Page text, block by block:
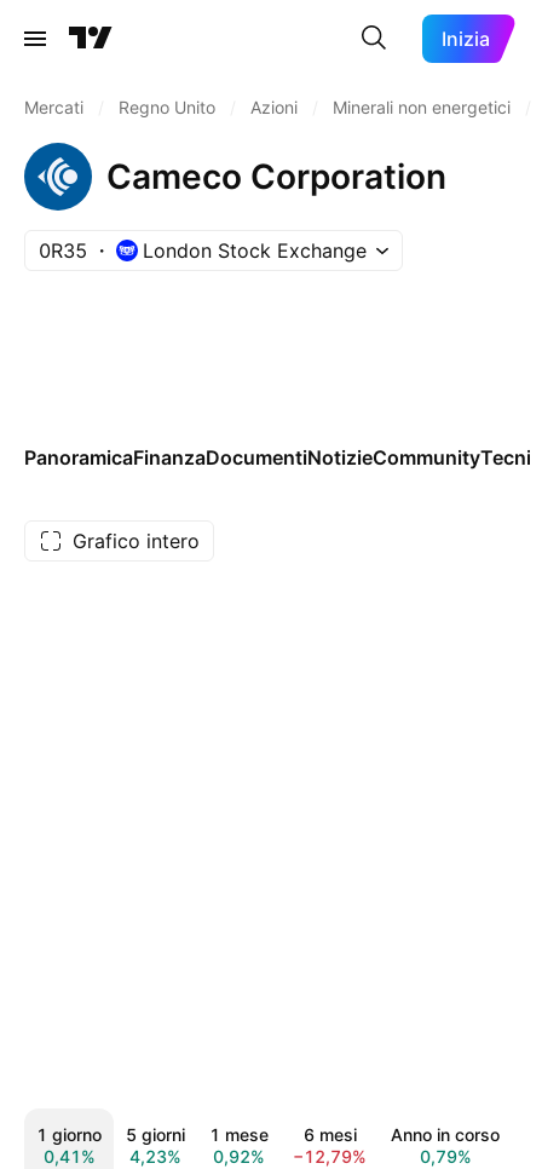
Inizia
Mercati Regno Unito Azioni Minerali non energetici
Cameco Corporation
0R35 London Stock Exchange
PanoramicaFinanzaDocumentiNotizieCommunity
Grafico intero
1 giorno
0,41%
5 giorni
4,23%
1 mese
0,92%
6 mesi
−12,79%
Anno in corso
0,79%